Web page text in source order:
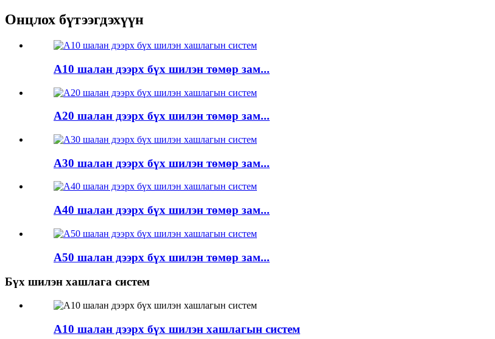
Онцлох бүтээгдэхүүн
A10 шалан дээрх бүх шилэн төмөр зам...
A20 шалан дээрх бүх шилэн төмөр зам...
A30 шалан дээрх бүх шилэн төмөр зам...
A40 шалан дээрх бүх шилэн төмөр зам...
A50 шалан дээрх бүх шилэн төмөр зам...
Бүх шилэн хашлага систем
A10 шалан дээрх бүх шилэн хашлагын систем